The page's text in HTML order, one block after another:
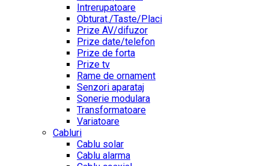
Intrerupatoare
Obturat./Taste/Placi
Prize AV/difuzor
Prize date/telefon
Prize de forta
Prize tv
Rame de ornament
Senzori aparataj
Sonerie modulara
Transformatoare
Variatoare
Cabluri
Cablu solar
Cablu alarma